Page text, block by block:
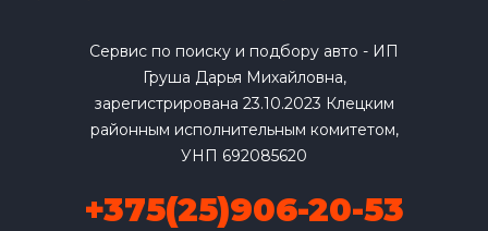
Сервис по поиску и подбору авто - ИП
Груша Дарья Михайловна,
зарегистрирована 23.10.2023 Клецким
районным исполнительным комитетом,
УНП 692085620
+375(25)906-20-53